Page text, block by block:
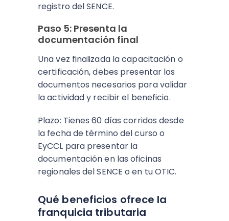
registro del SENCE.
Paso 5: Presenta la
documentación final
Una vez finalizada la capacitación o
certificación, debes presentar los
documentos necesarios para validar
la actividad y recibir el beneficio.
Plazo: Tienes 60 días corridos desde
la fecha de término del curso o
EyCCL para presentar la
documentación en las oficinas
regionales del SENCE o en tu OTIC.
Qué beneficios ofrece la
franquicia tributaria